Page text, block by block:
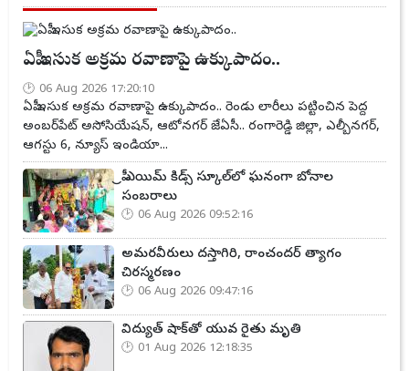
ఏపీ ఇసుక అక్రమ రవాణాపై ఉక్కుపాదం..
06 Aug 2026 17:20:10
ఏపీ ఇసుక అక్రమ రవాణాపై ఉక్కుపాదం.. రెండు లారీలు పట్టించిన పెద్ద
అంబర్‌పేట్ అసోసియేషన్, ఆటోనగర్ జేఏసీ.. రంగారెడ్డి జిల్లా, ఎల్బీనగర్,
ఆగస్టు 6, న్యూస్ ఇండియా...
ప్రీ ఎయిమ్ కిడ్స్ స్కూల్‌లో ఘనంగా బోనాల
సంబరాలు
06 Aug 2026 09:52:16
అమరవీరులు దస్తాగిరి, రాంచందర్ త్యాగం
చిరస్మరణం
06 Aug 2026 09:47:16
విద్యుత్ షాక్‌తో యువ రైతు మృతి
01 Aug 2026 12:18:35